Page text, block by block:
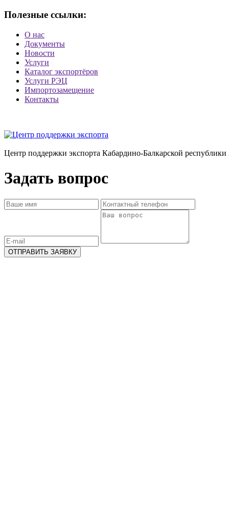
Полезные ссылки:
О нас
Документы
Новости
Услуги
Каталог экспортёров
Услуги РЭЦ
Импортозамещение
Контакты
Центр поддержки экспорта Кабардино-Балкарской республики
Задать вопрос
ОТПРАВИТЬ ЗАЯВКУ